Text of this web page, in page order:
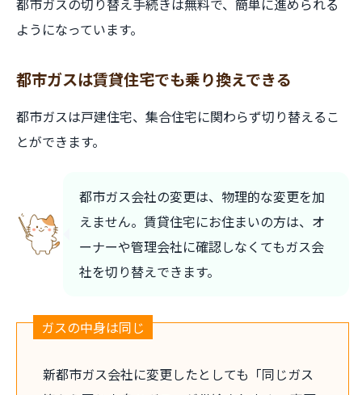
都市ガスの切り替え手続きは無料で、簡単に進められる
ようになっています。
都市ガスは賃貸住宅でも乗り換えできる
都市ガスは戸建住宅、集合住宅に関わらず切り替えるこ
とができます。
都市ガス会社の変更は、物理的な変更を加
えません。賃貸住宅にお住まいの方は、オ
ーナーや管理会社に確認しなくてもガス会
社を切り替えできます。
ガスの中身は同じ
新都市ガス会社に変更したとしても「同じガス